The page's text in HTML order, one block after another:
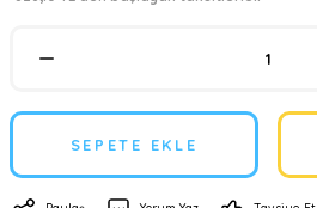
SEPETE EKLE